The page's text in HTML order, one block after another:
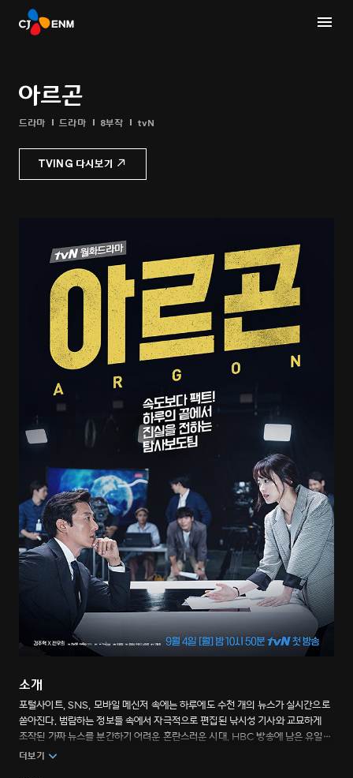
아르곤
드라마 드라마 8부작 tvN
TVING 다시보기
소개
포털사이트, SNS, 모바일 메신저 속에는 하루에도 수천 개의 뉴스가 실시간으로
쏟아진다. 범람하는 정보들 속에서 자극적으로 편집된 낚시성 기사와 교묘하게
조작된 가짜 뉴스를 분간하기 어려운 혼란스러운 시대. HBC 방송에 남은 유일한
탐사보도 프로그램 <아르곤>, 부정을 고발하고 억압에 맞서는 진짜 기자들의 삶을
더보기